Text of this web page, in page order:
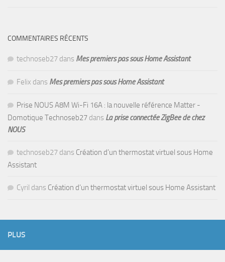
COMMENTAIRES RÉCENTS
technoseb27 dans Mes premiers pas sous Home Assistant
Felix dans Mes premiers pas sous Home Assistant
Prise NOUS A8M Wi-Fi 16A : la nouvelle référence Matter -
Domotique Technoseb27 dans La prise connectée ZigBee de chez
NOUS
technoseb27 dans Création d’un thermostat virtuel sous Home
Assistant
Cyril dans Création d’un thermostat virtuel sous Home Assistant
PLUS